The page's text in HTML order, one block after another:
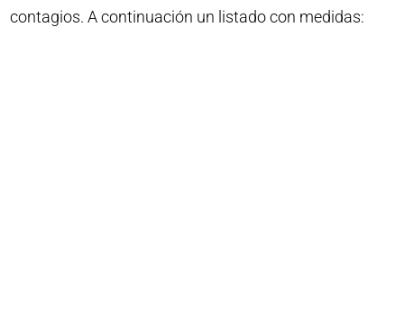
contagios. A continuación un listado con medidas: